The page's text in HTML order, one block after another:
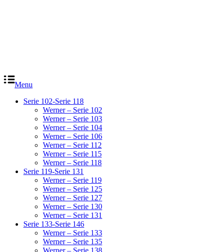
Menu
Serie 102-Serie 118
Werner – Serie 102
Werner – Serie 103
Werner – Serie 104
Werner – Serie 106
Werner – Serie 112
Werner – Serie 115
Werner – Serie 118
Serie 119-Serie 131
Werner – Serie 119
Werner – Serie 125
Werner – Serie 127
Werner – Serie 130
Werner – Serie 131
Serie 133-Serie 146
Werner – Serie 133
Werner – Serie 135
Werner – Serie 138